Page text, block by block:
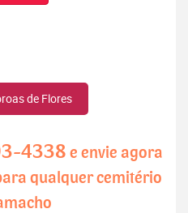
de Flores
4338 e envie agora
qualquer cemitério